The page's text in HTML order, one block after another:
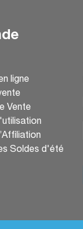
ligne
Vente
Soldes d'été